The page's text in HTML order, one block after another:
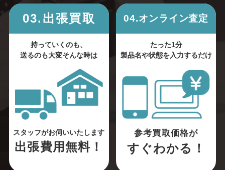
03.出張買取
持っていくのも、
送るのも大変そんな時は
スタッフがお伺いいたします
出張費用無料！
04.オンライン査定
たった1分
製品名や状態を入力するだけ
参考買取価格が
すぐわかる！